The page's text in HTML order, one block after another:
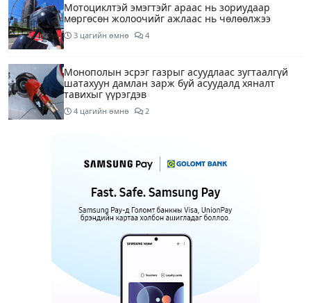
Мотоциклтэй эмэгтэйг араас нь зориудаар
мөргөсөн жолоочийг ажлаас нь чөлөөлжээ
3 цагийн өмнө 4
Монополын эсрэг газрыг асуудлаас зугтаалгүй
шатахуун дамлан зарж буй асуудалд хяналт
тавихыг үүрэгдэв
4 цагийн өмнө 2
настай охиныг 7 дахь өдрөө хайж байна
АҮЭБЯ: Тэгш, сондгойг мөрдөөгүй 7 ШТС-д
торгууль ногдуулах, тусгай зөвшөөрлийг нь
цуцлах хүртэл арга хэмжээ авахыг сануулав
Боловсролын сайд Л.Энх-Амгалан Pearson
компанийн удирдлагуудтай уулзаж, хамтын